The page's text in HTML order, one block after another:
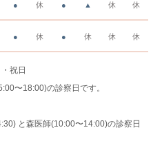
● 休 ● ▲ 休 休
● 休 ● 休 休 休
祝日
〜18:00)の診察日です。
と森医師(10:00〜14:00)の診察日